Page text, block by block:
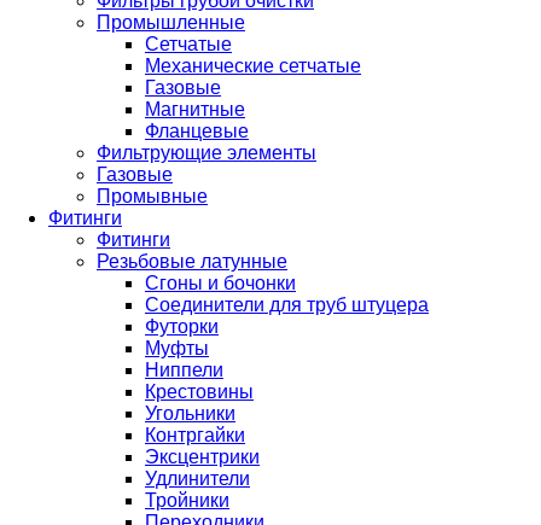
Промышленные
Сетчатые
Механические сетчатые
Газовые
Магнитные
Фланцевые
Фильтрующие элементы
Газовые
Промывные
Фитинги
Фитинги
Резьбовые латунные
Сгоны и бочонки
Соединители для труб штуцера
Футорки
Муфты
Ниппели
Крестовины
Угольники
Контргайки
Эксцентрики
Удлинители
Тройники